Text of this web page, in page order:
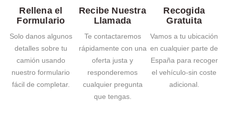
Rellena el
Formulario
Solo danos algunos
detalles sobre tu
camión usando
nuestro formulario
fácil de completar.
Recibe Nuestra
Llamada
Te contactaremos
rápidamente con una
oferta justa y
responderemos
cualquier pregunta
que tengas.
Recogida
Gratuita
Vamos a tu ubicación
en cualquier parte de
España para recoger
el vehículo-sin coste
adicional.